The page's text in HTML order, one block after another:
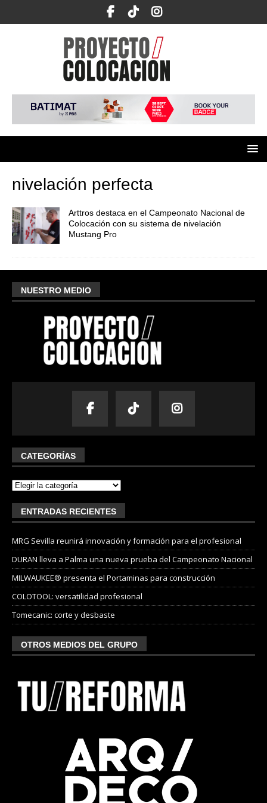
nivelación perfecta
Arttros destaca en el Campeonato Nacional de
Colocación con su sistema de nivelación
Mustang Pro
NUESTRO MEDIO
CATEGORÍAS
ENTRADAS RECIENTES
MRG Sevilla reunirá innovación y formación para el profesional
DURAN lleva a Palma una nueva prueba del Campeonato Nacional
MILWAUKEE® presenta el Portaminas para construcción
COLOTOOL: versatilidad profesional
Tomecanic: corte y desbaste
OTROS MEDIOS DEL GRUPO